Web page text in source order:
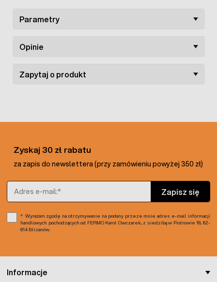
wykonaniacharakteryzują się wyjątkowo uniwersalnym
w hodowli zwierząt do budowy wolier czy klatek,
zgrzewana 1 m x 5 m, a także kraty o innych parametrach.
Parametry
Opinie
Zapytaj o produkt
Informacje
Zyskaj 30 zł rabatu
za zapis do newslettera (przy zamówieniu powyżej 350 zł)
Adres e-mail
Zapisz się
Wyrażam zgodę na otrzymywanie na podany przeze mnie adres e-mail informacji
handlowych pochodzących od FERMO Karol Owczarek, z siedzibą w Piotrowie 18, 62-
814 Blizanów.